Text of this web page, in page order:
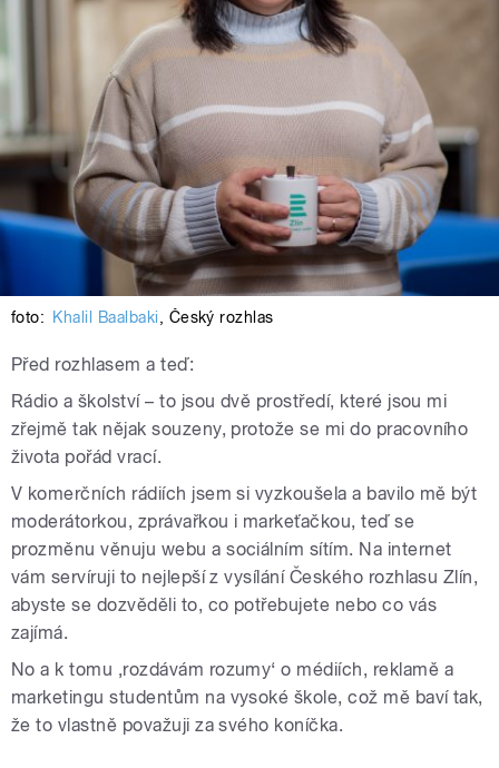
foto: Khalil Baalbaki, Český rozhlas
Před rozhlasem a teď:
Rádio a školství – to jsou dvě prostředí, které jsou mi
zřejmě tak nějak souzeny, protože se mi do pracovního
života pořád vrací.
V komerčních rádiích jsem si vyzkoušela a bavilo mě být
moderátorkou, zprávařkou i markeťačkou, teď se
prozměnu věnuju webu a sociálním sítím. Na internet
vám servíruji to nejlepší z vysílání Českého rozhlasu Zlín,
abyste se dozvěděli to, co potřebujete nebo co vás
zajímá.
No a k tomu ‚rozdávám rozumy‘ o médiích, reklamě a
marketingu studentům na vysoké škole, což mě baví tak,
že to vlastně považuji za svého koníčka.